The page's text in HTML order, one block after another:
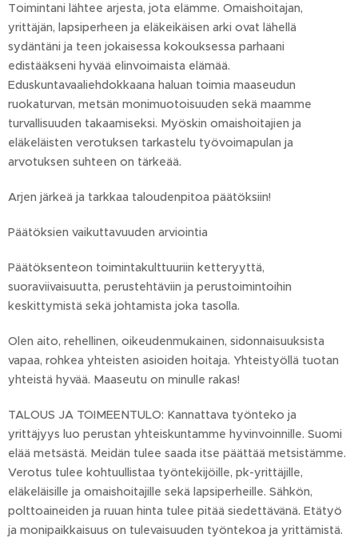
Toimintani lähtee arjesta, jota elämme. Omaishoitajan,
yrittäjän, lapsiperheen ja eläkeikäisen arki ovat lähellä
sydäntäni ja teen jokaisessa kokouksessa parhaani
edistääkseni hyvää elinvoimaista elämää.
Eduskuntavaaliehdokkaana haluan toimia maaseudun
ruokaturvan, metsän monimuotoisuuden sekä maamme
turvallisuuden takaamiseksi. Myöskin omaishoitajien ja
eläkeläisten verotuksen tarkastelu työvoimapulan ja
arvotuksen suhteen on tärkeää.
Arjen järkeä ja tarkkaa taloudenpitoa päätöksiin!
Päätöksien vaikuttavuuden arviointia
Päätöksenteon toimintakulttuuriin ketteryyttä,
suoraviivaisuutta, perustehtäviin ja perustoimintoihin
keskittymistä sekä johtamista joka tasolla.
Olen aito, rehellinen, oikeudenmukainen, sidonnaisuuksista
vapaa, rohkea yhteisten asioiden hoitaja. Yhteistyöllä tuotan
yhteistä hyvää. Maaseutu on minulle rakas!
TALOUS JA TOIMEENTULO: Kannattava työnteko ja
yrittäjyys luo perustan yhteiskuntamme hyvinvoinnille. Suomi
elää metsästä. Meidän tulee saada itse päättää metsistämme.
Verotus tulee kohtuullistaa työntekijöille, pk-yrittäjille,
eläkeläisille ja omaishoitajille sekä lapsiperheille. Sähkön,
polttoaineiden ja ruuan hinta tulee pitää siedettävänä. Etätyö
ja monipaikkaisuus on tulevaisuuden työntekoa ja yrittämistä.